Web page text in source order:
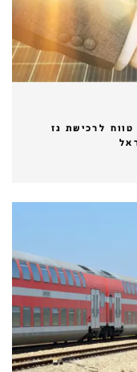
טווח לרכישת גז